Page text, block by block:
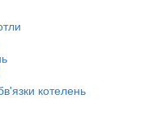
котелень